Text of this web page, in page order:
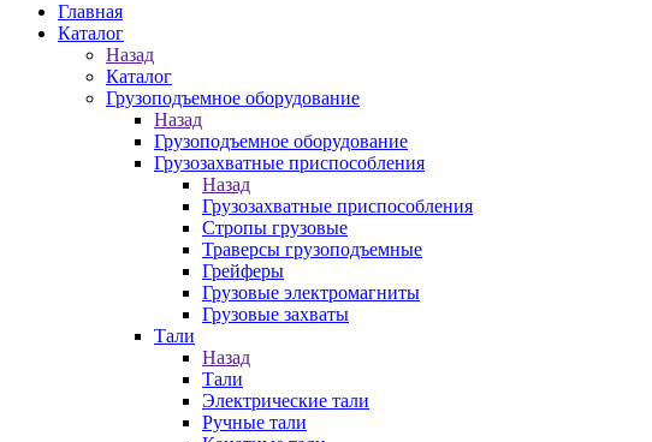
Главная
Каталог
Назад
Каталог
Грузоподъемное оборудование
Назад
Грузоподъемное оборудование
Грузозахватные приспособления
Назад
Грузозахватные приспособления
Стропы грузовые
Траверсы грузоподъемные
Грейферы
Грузовые электромагниты
Грузовые захваты
Тали
Назад
Тали
Электрические тали
Ручные тали